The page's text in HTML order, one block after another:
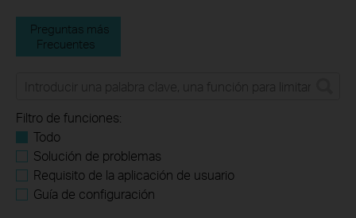
Preguntas más
Frecuentes
Filtro de funciones:
Todo
Solución de problemas
Requisito de la aplicación de usuario
Guía de configuración